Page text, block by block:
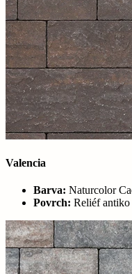
Valencia
Barva: Naturcolor
Povrch: Reliéf antiko